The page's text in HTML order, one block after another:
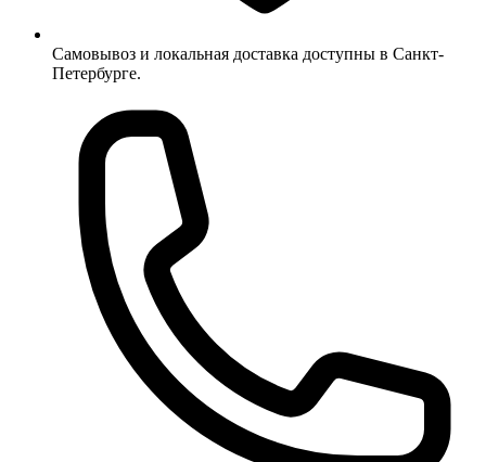
Самовывоз и локальная доставка доступны в Санкт-
Петербурге.